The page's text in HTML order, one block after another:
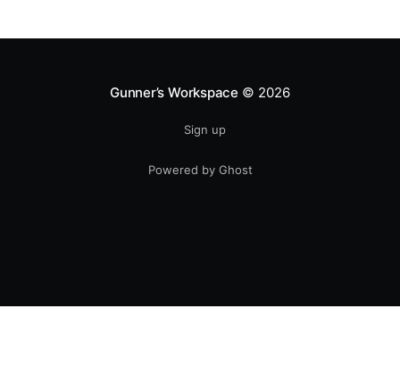
Gunner’s Workspace © 2026
Sign up
Powered by Ghost